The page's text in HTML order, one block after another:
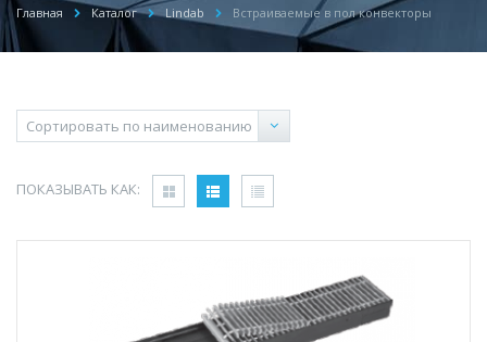
Главная Каталог Lindab Встраиваемые в пол конвекторы
ПОКАЗЫВАТЬ КАК: